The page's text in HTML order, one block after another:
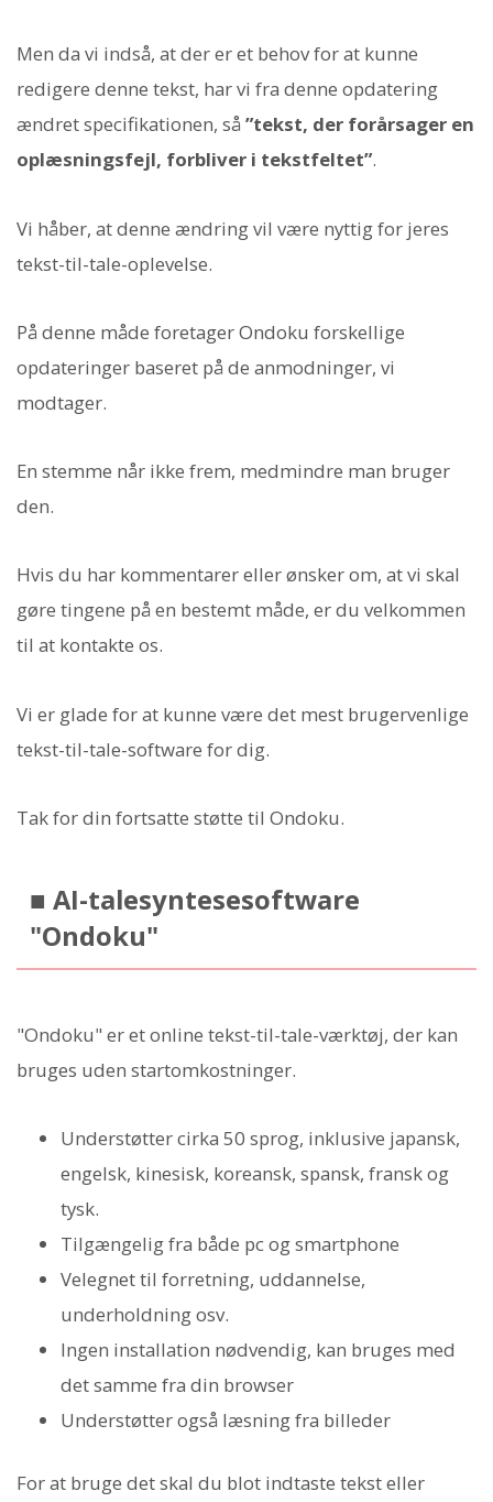
Men da vi indså, at der er et behov for at kunne
redigere denne tekst, har vi fra denne opdatering
ændret specifikationen, så ”tekst, der forårsager en
oplæsningsfejl, forbliver i tekstfeltet”.
Vi håber, at denne ændring vil være nyttig for jeres
tekst-til-tale-oplevelse.
På denne måde foretager Ondoku forskellige
opdateringer baseret på de anmodninger, vi
modtager.
En stemme når ikke frem, medmindre man bruger
den.
Hvis du har kommentarer eller ønsker om, at vi skal
gøre tingene på en bestemt måde, er du velkommen
til at kontakte os.
Vi er glade for at kunne være det mest brugervenlige
tekst-til-tale-software for dig.
Tak for din fortsatte støtte til Ondoku.
■ AI-talesyntesesoftware
"Ondoku"
"Ondoku" er et online tekst-til-tale-værktøj, der kan
bruges uden startomkostninger.
Understøtter cirka 50 sprog, inklusive japansk,
engelsk, kinesisk, koreansk, spansk, fransk og
tysk.
Tilgængelig fra både pc og smartphone
Velegnet til forretning, uddannelse,
underholdning osv.
Ingen installation nødvendig, kan bruges med
det samme fra din browser
Understøtter også læsning fra billeder
For at bruge det skal du blot indtaste tekst eller